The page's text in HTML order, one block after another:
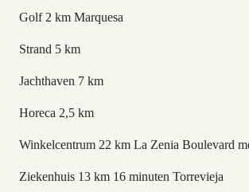
Golf 2 km Marquesa
Strand 5 km
Jachthaven 7 km
Horeca 2,5 km
Winkelcentrum 22 km La Zenia Boulevard
Ziekenhuis 13 km 16 minuten Torrevieja